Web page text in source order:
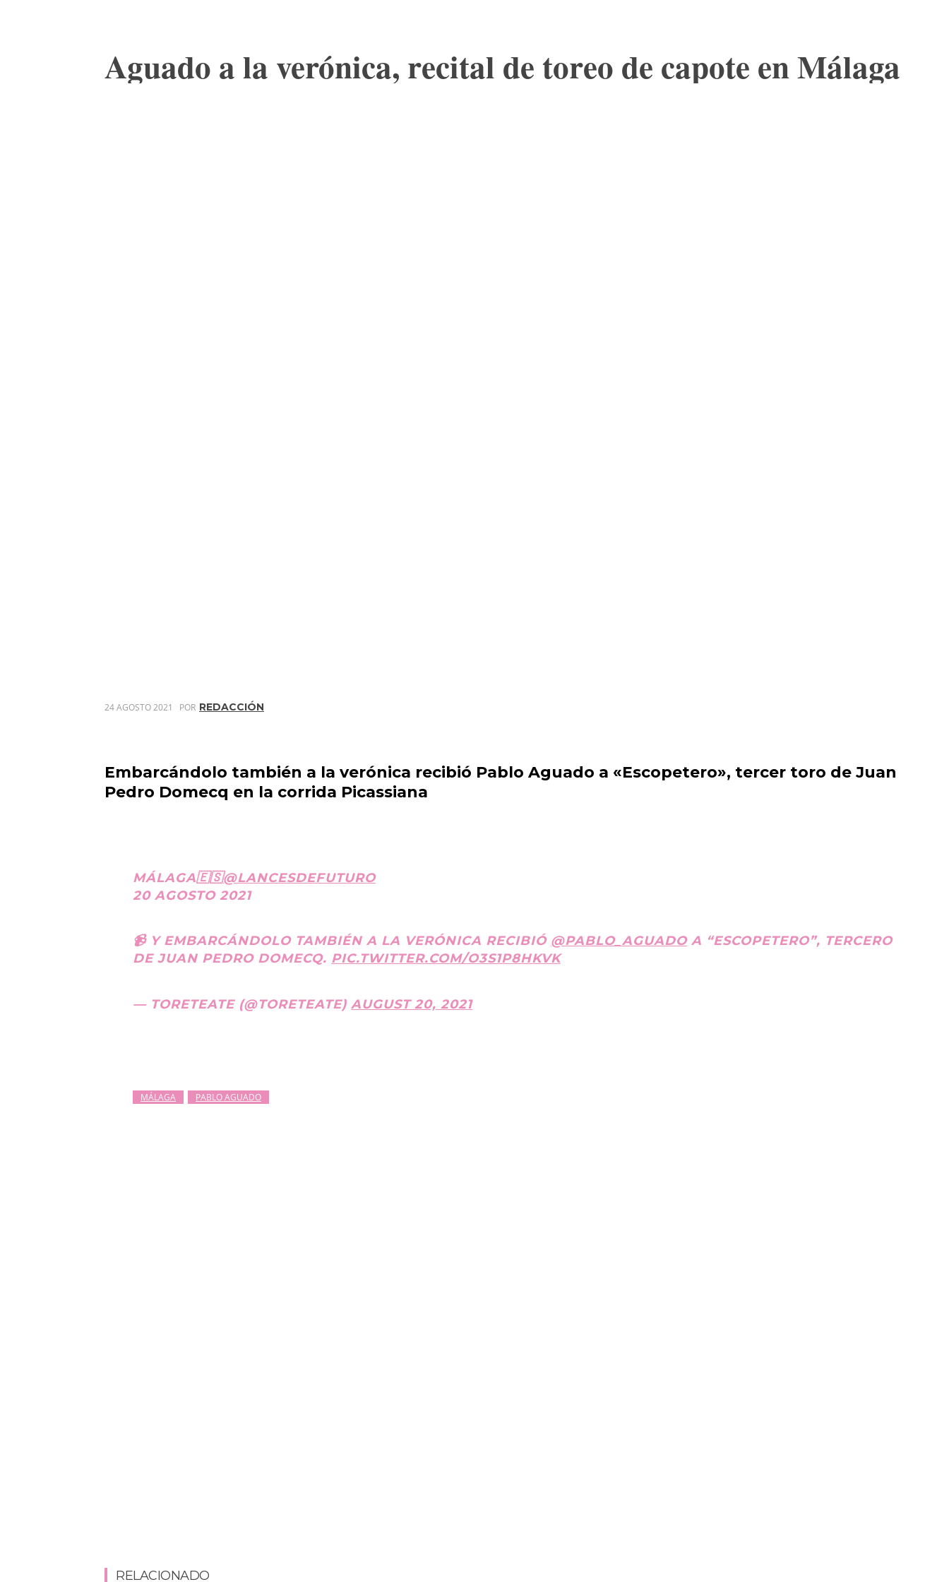
Aguado a la verónica, recital de toreo de capote en Málaga
24 AGOSTO 2021 POR REDACCIÓN
Embarcándolo también a la verónica recibió Pablo Aguado a «Escopetero», tercer toro de Juan
Pedro Domecq en la corrida Picassiana
MÁLAGA🇪🇸@LANCESDEFUTURO
20 AGOSTO 2021
📹 Y EMBARCÁNDOLO TAMBIÉN A LA VERÓNICA RECIBIÓ @PABLO_AGUADOA “ESCOPETERO”, TERCERO
DE JUAN PEDRO DOMECQ. PIC.TWITTER.COM/O3S1P8HKVK
— TORETEATE (@TORETEATE) AUGUST 20, 2021
MÁLAGA PABLO AGUADO
RELACIONADO